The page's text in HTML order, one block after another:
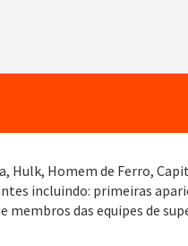
Hulk, Homem de Ferro,
incluindo: primeiras
das equipes de